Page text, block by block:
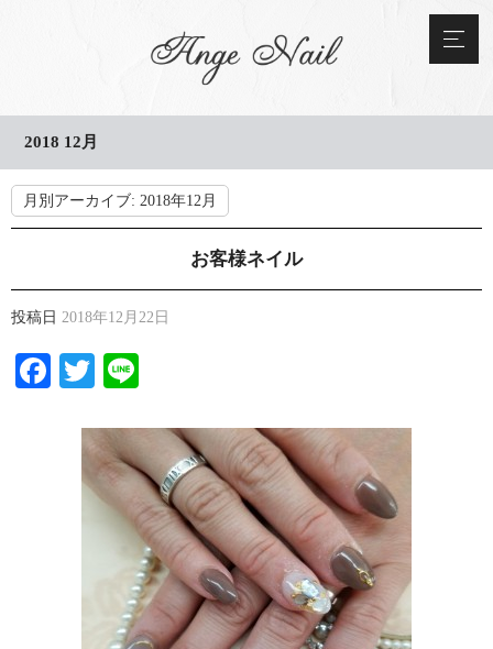
2018 12月
月別アーカイブ: 2018年12月
お客様ネイル
投稿日 2018年12月22日
Facebook
Twitter